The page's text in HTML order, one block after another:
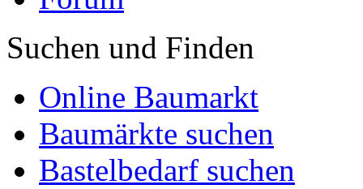
Suchen und Finden
Online Baumarkt
Baumärkte suchen
Bastelbedarf suchen